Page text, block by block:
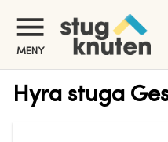
MENY
Hyra stuga